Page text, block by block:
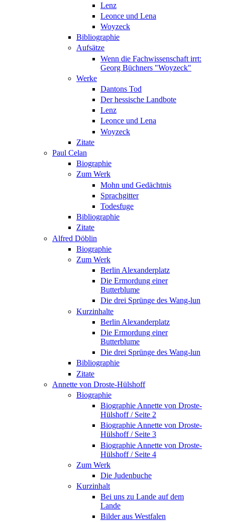
Lenz
Leonce und Lena
Woyzeck
Bibliographie
Aufsätze
Wenn die Fachwissenschaft irrt:
Georg Büchners "Woyzeck"
Werke
Dantons Tod
Der hessische Landbote
Lenz
Leonce und Lena
Woyzeck
Zitate
Paul Celan
Biographie
Zum Werk
Mohn und Gedächtnis
Sprachgitter
Todesfuge
Bibliographie
Zitate
Alfred Döblin
Biographie
Zum Werk
Berlin Alexanderplatz
Die Ermordung einer
Butterblume
Die drei Sprünge des Wang-lun
Kurzinhalte
Berlin Alexanderplatz
Die Ermordung einer
Butterblume
Die drei Sprünge des Wang-lun
Bibliographie
Zitate
Annette von Droste-Hülshoff
Biographie
Biographie Annette von Droste-
Hülshoff / Seite 2
Biographie Annette von Droste-
Hülshoff / Seite 3
Biographie Annette von Droste-
Hülshoff / Seite 4
Zum Werk
Die Judenbuche
Kurzinhalt
Bei uns zu Lande auf dem
Lande
Bilder aus Westfalen